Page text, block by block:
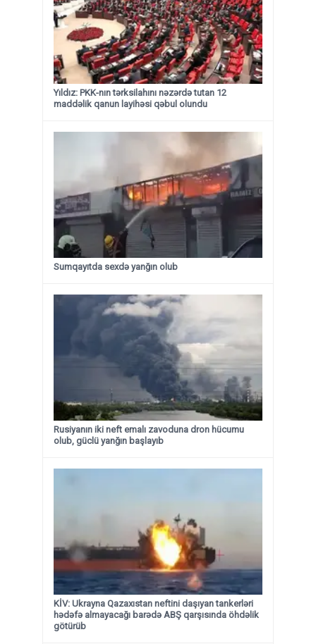
Yıldız: PKK-nın tərksilahını nəzərdə tutan 12
maddəlik qanun layihəsi qəbul olundu ​​​​​​​
Sumqayıtda sexdə yanğın olub
Rusiyanın iki neft emalı zavoduna dron hücumu
olub, güclü yanğın başlayıb
KİV: Ukrayna Qazaxıstan neftini daşıyan tankerləri
hədəfə almayacağı barədə ABŞ qarşısında öhdəlik
götürüb